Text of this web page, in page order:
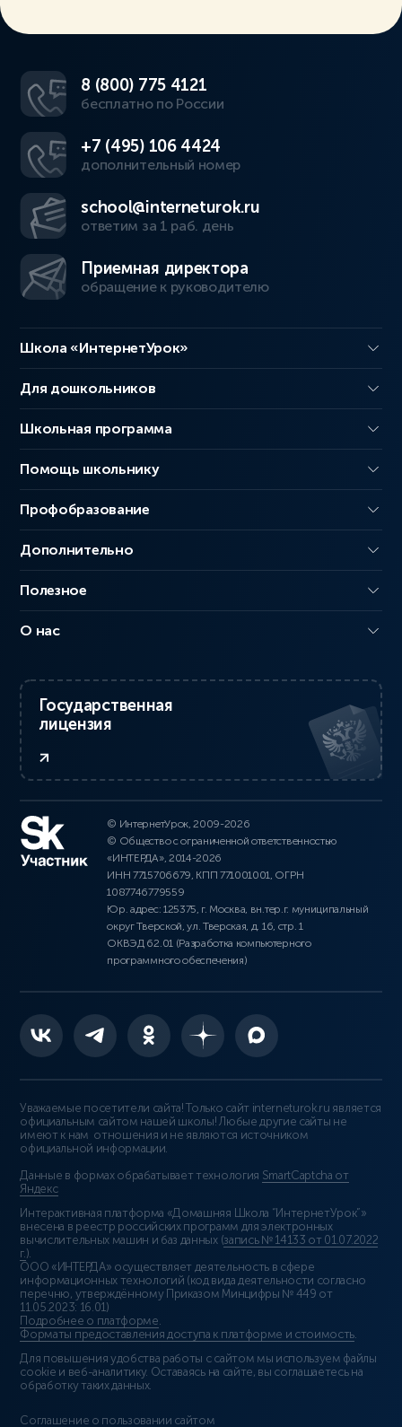
8 (800) 775 4121
бесплатно по России
+7 (495) 106 4424
дополнительный номер
school@interneturok.ru
ответим за 1 раб. день
Приемная директора
обращение к руководителю
Школа «ИнтернетУрок»
Для дошкольников
Школьная программа
Помощь школьнику
Профобразование
Дополнительно
Полезное
О нас
Государственная
лицензия
© ИнтернетУрок, 2009-2026
© Общество с ограниченной ответственностью
«ИНТЕРДА», 2014-2026
ИНН 7715706679, КПП 771001001, ОГРН
1087746779559
Юр. адрес: 125375, г. Москва, вн.тер.г. муниципальный
округ Тверской, ул. Тверская, д. 16, стр. 1
ОКВЭД 62.01 (Разработка компьютерного
программного обеспечения)
Уважаемые посетители сайта! Только сайт interneturok.ru является
официальным сайтом нашей школы! Любые другие сайты не
имеют к нам отношения и не являются источником
официальной информации.
Данные в формах обрабатывает технология SmartCaptcha от
Яндекс
Интерактивная платформа «Домашняя Школа “ИнтернетУрок”»
внесена в реестр российских программ для электронных
вычислительных машин и баз данных (запись № 14133 от 01.07.2022
г.).
ООО «ИНТЕРДА» осуществляет деятельность в сфере
информационных технологий (код вида деятельности согласно
перечню, утверждённому Приказом Минцифры № 449 от
11.05.2023: 16.01)
Подробнее о платформе.
Форматы предоставления доступа к платформе и стоимость.
Для повышения удобства работы с сайтом мы используем файлы
cookie и веб-аналитику. Оставаясь на сайте, вы соглашаетесь на
обработку таких данных.
Соглашение о пользовании сайтом